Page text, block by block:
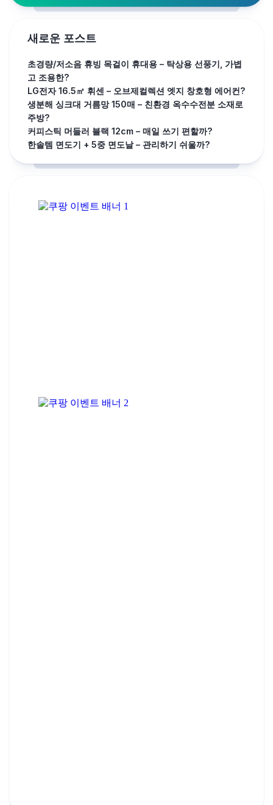
새로운 포스트
초경량/저소음 휴빙 목걸이 휴대용 – 탁상용 선풍기, 가볍
고 조용한?
LG전자 16.5㎡ 휘센 – 오브제컬렉션 엣지 창호형 에어컨?
생분해 싱크대 거름망 150매 – 친환경 옥수수전분 소재로
주방?
커피스틱 머들러 블랙 12cm – 매일 쓰기 편할까?
한솔템 면도기 + 5중 면도날 – 관리하기 쉬울까?